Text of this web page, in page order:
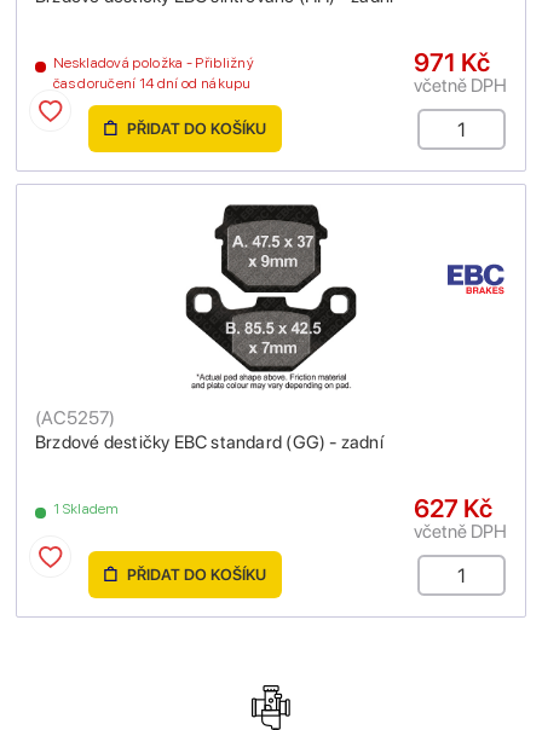
Neskladová položka - Přibližný
čas doručení 14 dní od nákupu
971 Kč
včetně DPH
PŘIDAT DO KOŠÍKU
Brzdové destičky EBC standard (GG) - zadní
(AC5257)
1 Skladem 627 Kč
včetně DPH
PŘIDAT DO KOŠÍKU